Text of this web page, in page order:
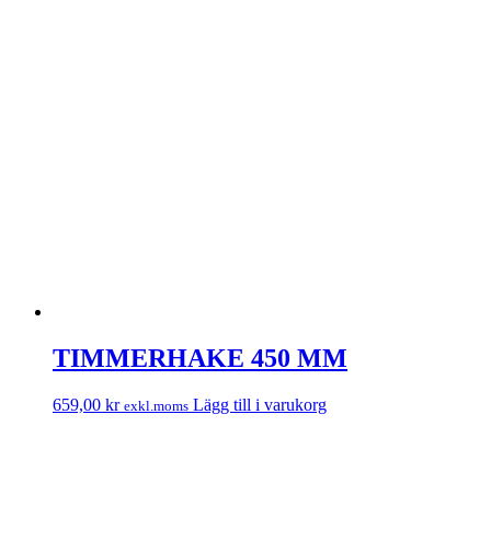
TIMMERHAKE 450 MM
659,00 kr exkl.moms Lägg till i varukorg